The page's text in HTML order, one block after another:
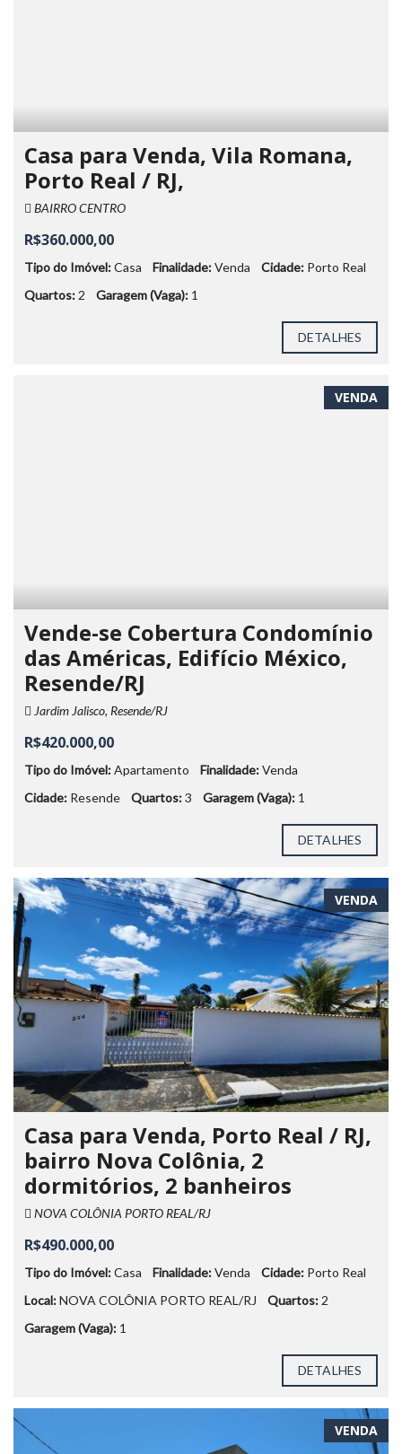
Casa para Venda, Vila Romana,
Porto Real / RJ,
BAIRRO CENTRO
R$360.000,00
Tipo do Imóvel:Casa Finalidade:Venda Cidade: Porto Real
Quartos: 2 Garagem (Vaga): 1
DETALHES
VENDA
Vende-se Cobertura Condomínio
das Américas, Edifício México,
Resende/RJ
Jardim Jalisco, Resende/RJ
R$420.000,00
Tipo do Imóvel:Apartamento Finalidade:Venda
Cidade: Resende Quartos:3 Garagem (Vaga): 1
DETALHES
VENDA
Casa para Venda, Porto Real / RJ,
bairro Nova Colônia, 2
dormitórios, 2 banheiros
NOVA COLÔNIA PORTO REAL/RJ
R$490.000,00
Tipo do Imóvel:Casa Finalidade:Venda Cidade: Porto Real
Local:NOVA COLÔNIA PORTO REAL/RJ Quartos: 2
Garagem (Vaga): 1
DETALHES
VENDA